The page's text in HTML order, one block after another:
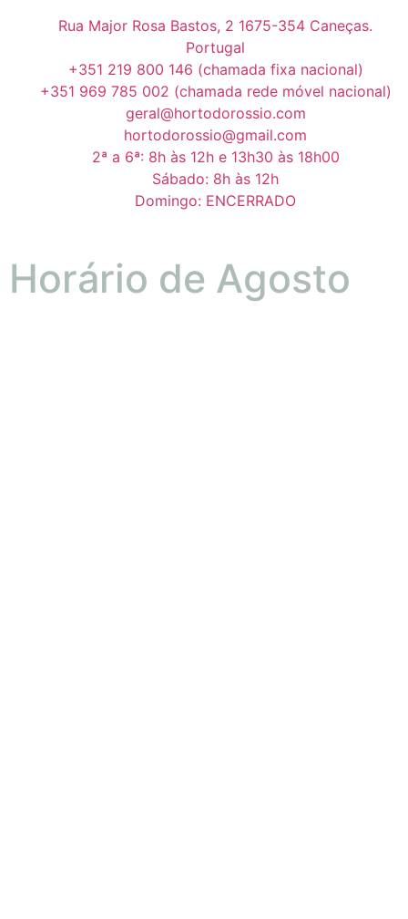
Rua Major Rosa Bastos, 2 1675-354 Caneças.
Portugal
+351 219 800 146 (chamada fixa nacional)
+351 969 785 002 (chamada rede móvel nacional)
geral@hortodorossio.com
hortodorossio@gmail.com
2ª a 6ª: 8h às 12h e 13h30 às 18h00
Sábado: 8h às 12h
Domingo: ENCERRADO
Horário de Agosto